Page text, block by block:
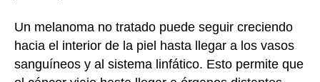
Un melanoma no tratado puede seguir creciendo
hacia el interior de la piel hasta llegar a los vasos
sanguíneos y al sistema linfático. Esto permite que